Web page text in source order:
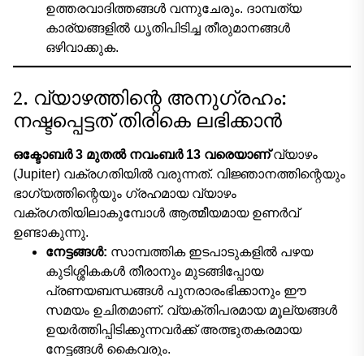
ഉത്തരവാദിത്തങ്ങൾ വന്നുചേരും. ദാമ്പത്യ
കാര്യങ്ങളിൽ ധൃതിപിടിച്ച തീരുമാനങ്ങൾ
ഒഴിവാക്കുക.
2. വ്യാഴത്തിന്റെ അനുഗ്രഹം:
നഷ്ടപ്പെട്ടത് തിരികെ ലഭിക്കാൻ
ഒക്ടോബർ 3 മുതൽ നവംബർ 13 വരെയാണ്വ്യാഴം
(Jupiter) വക്രഗതിയിൽ വരുന്നത്. വിജ്ഞാനത്തിന്റെയും
ഭാഗ്യത്തിന്റെയും ഗ്രഹമായ വ്യാഴം
വക്രഗതിയിലാകുമ്പോൾ ആത്മീയമായ ഉണർവ്
ഉണ്ടാകുന്നു.
നേട്ടങ്ങൾ: സാമ്പത്തിക ഇടപാടുകളിൽ പഴയ
കുടിശ്ശികകൾ തീരാനും മുടങ്ങിപ്പോയ
പ്രണയബന്ധങ്ങൾ പുനരാരംഭിക്കാനും ഈ
സമയം ഉചിതമാണ്. വ്യക്തിപരമായ മൂല്യങ്ങൾ
ഉയർത്തിപ്പിടിക്കുന്നവർക്ക് അത്ഭുതകരമായ
നേട്ടങ്ങൾ കൈവരും.